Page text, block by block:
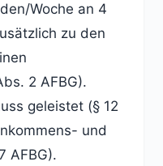
Woche an 4
zu den
2 AFBG).
geleistet (§ 12
und
AFBG).